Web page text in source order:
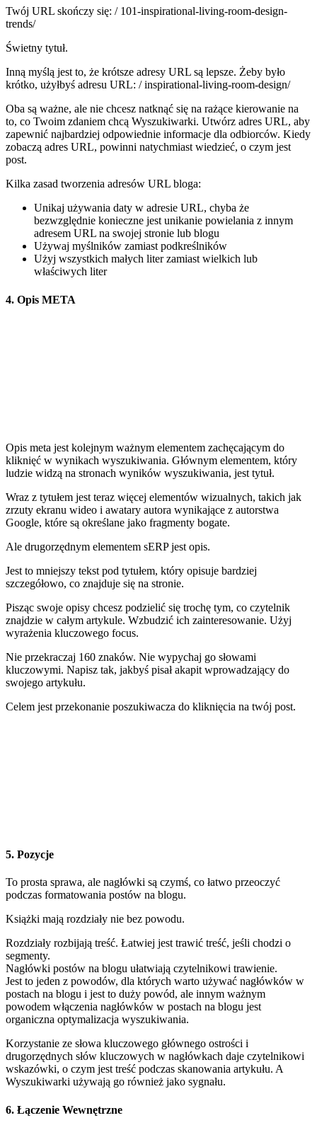
Twój URL skończy się: / 101-inspirational-living-room-design-
trends/
Świetny tytuł.
Inną myślą jest to, że krótsze adresy URL są lepsze. Żeby było
krótko, użyłbyś adresu URL: / inspirational-living-room-design/
Oba są ważne, ale nie chcesz natknąć się na rażące kierowanie na
to, co Twoim zdaniem chcą Wyszukiwarki. Utwórz adres URL, aby
zapewnić najbardziej odpowiednie informacje dla odbiorców. Kiedy
zobaczą adres URL, powinni natychmiast wiedzieć, o czym jest
post.
Kilka zasad tworzenia adresów URL bloga:
Unikaj używania daty w adresie URL, chyba że
bezwzględnie konieczne jest unikanie powielania z innym
adresem URL na swojej stronie lub blogu
Używaj myślników zamiast podkreślników
Użyj wszystkich małych liter zamiast wielkich lub
właściwych liter
4. Opis META
Opis meta jest kolejnym ważnym elementem zachęcającym do
kliknięć w wynikach wyszukiwania. Głównym elementem, który
ludzie widzą na stronach wyników wyszukiwania, jest tytuł.
Wraz z tytułem jest teraz więcej elementów wizualnych, takich jak
zrzuty ekranu wideo i awatary autora wynikające z autorstwa
Google, które są określane jako fragmenty bogate.
Ale drugorzędnym elementem sERP jest opis.
Jest to mniejszy tekst pod tytułem, który opisuje bardziej
szczegółowo, co znajduje się na stronie.
Pisząc swoje opisy chcesz podzielić się trochę tym, co czytelnik
znajdzie w całym artykule. Wzbudzić ich zainteresowanie. Użyj
wyrażenia kluczowego focus.
Nie przekraczaj 160 znaków. Nie wypychaj go słowami
kluczowymi. Napisz tak, jakbyś pisał akapit wprowadzający do
swojego artykułu.
Celem jest przekonanie poszukiwacza do kliknięcia na twój post.
5. Pozycje
To prosta sprawa, ale nagłówki są czymś, co łatwo przeoczyć
podczas formatowania postów na blogu.
Książki mają rozdziały nie bez powodu.
Rozdziały rozbijają treść. Łatwiej jest trawić treść, jeśli chodzi o
segmenty.
Nagłówki postów na blogu ułatwiają czytelnikowi trawienie.
Jest to jeden z powodów, dla których warto używać nagłówków w
postach na blogu i jest to duży powód, ale innym ważnym
powodem włączenia nagłówków w postach na blogu jest
organiczna optymalizacja wyszukiwania.
Korzystanie ze słowa kluczowego głównego ostrości i
drugorzędnych słów kluczowych w nagłówkach daje czytelnikowi
wskazówki, o czym jest treść podczas skanowania artykułu. A
Wyszukiwarki używają go również jako sygnału.
6. Łączenie Wewnętrzne